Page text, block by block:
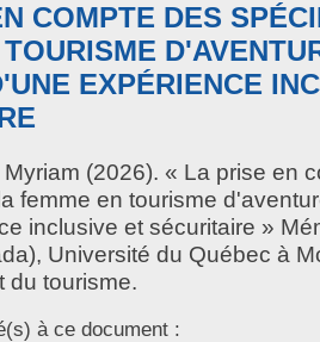
COMPTE DES
EXPÉRIENCE
(2026). « La prise en
femme en tourisme
inclusive et sécuritaire »
Université du Québec à
du tourisme.
à ce document :